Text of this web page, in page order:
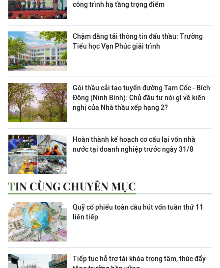
công trình hạ tầng trọng điểm
Chậm đăng tải thông tin đấu thầu: Trường
Tiểu học Vạn Phúc giải trình
Gói thầu cải tạo tuyến đường Tam Cốc - Bích
Động (Ninh Bình): Chủ đầu tư nói gì về kiến
nghị của Nhà thầu xếp hạng 2?
Hoàn thành kế hoạch cơ cấu lại vốn nhà
nước tại doanh nghiệp trước ngày 31/8
TIN CÙNG CHUYÊN MỤC
Quỹ cổ phiếu toàn cầu hút vốn tuần thứ 11
liên tiếp
Tiếp tục hỗ trợ tài khóa trọng tâm, thúc đẩy